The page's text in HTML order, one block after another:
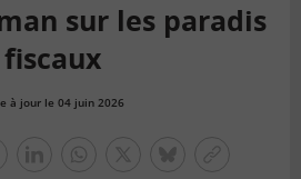
sur les paradis
fiscaux
à jour le 04 juin 2026